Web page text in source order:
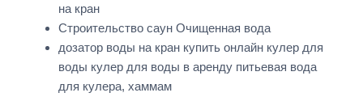
на кран
Строительство саун Очищенная вода
дозатор воды на кран купить онлайн кулер для
воды кулер для воды в аренду питьевая вода
для кулера, хаммам